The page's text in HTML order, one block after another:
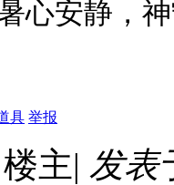
心安静，
具 举报
楼主| 发表